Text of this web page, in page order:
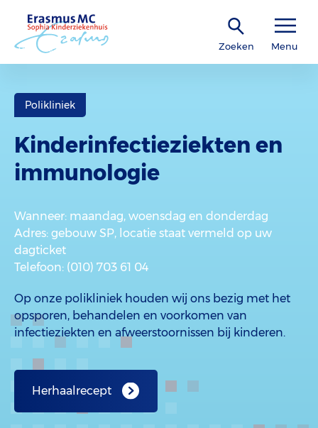
Zoeken Menu
Polikliniek
Kinderinfectieziekten en
immunologie
Wanneer: maandag, woensdag en donderdag
Adres: gebouw SP, locatie staat vermeld op uw
dagticket
Telefoon: (010) 703 61 04
Op onze polikliniek houden wij ons bezig met het
opsporen, behandelen en voorkomen van
infectieziekten en afweerstoornissen bij kinderen.
Herhaalrecept